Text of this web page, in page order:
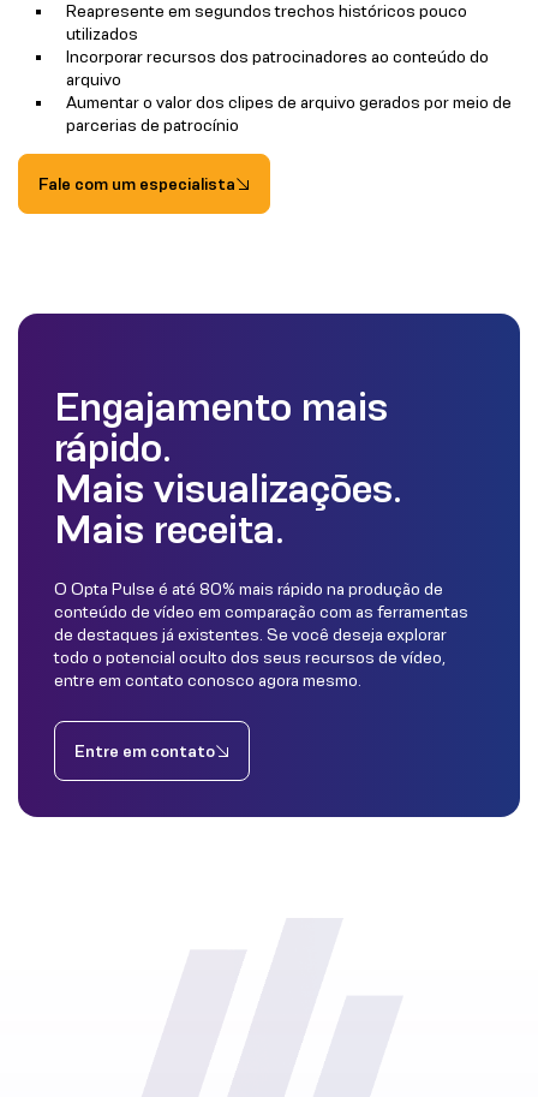
Reapresente em segundos trechos históricos pouco
utilizados
Incorporar recursos dos patrocinadores ao conteúdo do
arquivo
Aumentar o valor dos clipes de arquivo gerados por meio de
parcerias de patrocínio
Fale com um especialista
Engajamento mais
rápido.
Mais visualizações.
Mais receita.
O Opta Pulse é até 80% mais rápido na produção de
conteúdo de vídeo em comparação com as ferramentas
de destaques já existentes. Se você deseja explorar
todo o potencial oculto dos seus recursos de vídeo,
entre em contato conosco agora mesmo.
Entre em contato